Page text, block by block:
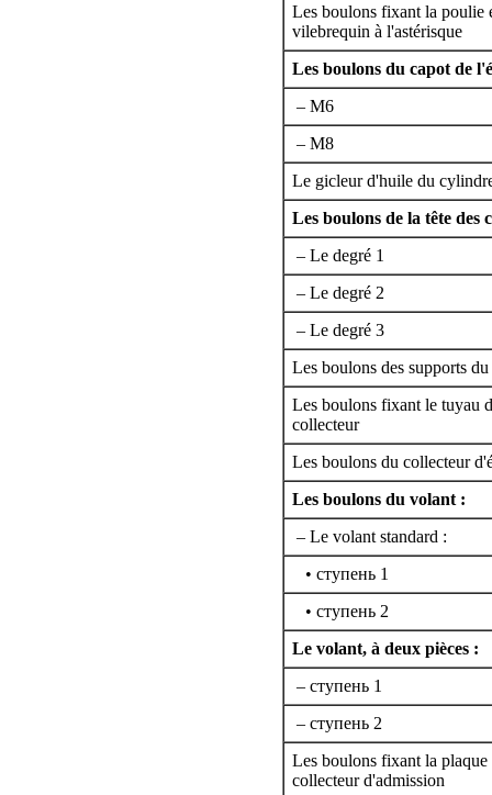
Les boulons fixant la poulie
vilebrequin à l'astérisque
Les boulons du capot de
– М6
– М8
Le gicleur d'huile du
Les boulons de la tête des
– Le degré 1
– Le degré 2
– Le degré 3
Les boulons des supports
Les boulons fixant le tuyau
collecteur
Les boulons du collecteur
Les boulons du volant :
– Le volant standard :
• cтупень 1
• cтупень 2
Le volant, à deux pièces :
– cтупень 1
– cтупень 2
Les boulons fixant la
collecteur d'admission